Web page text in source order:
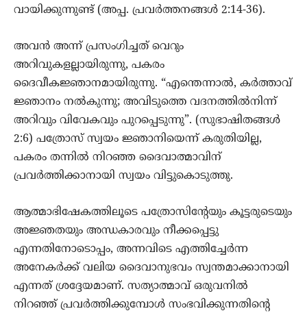
വായിക്കുന്നുണ്ട്‌ (അപ്പ. പ്രവർത്തനങ്ങൾ 2:14-36).
അവൻ അന്ന്‌ പ്രസംഗിച്ചത്‌ വെറും
അറിവുകളല്ലായിരുന്നു, പകരം
ദൈവീകജ്ഞാനമായിരുന്നു. “എന്തെന്നാൽ, കർത്താവ്‌
ജ്ഞാനം നൽകുന്നു; അവിടുത്തെ വദനത്തിൽനിന്ന്‌
അറിവും വിവേകവും പുറപ്പെടുന്നു”. (സുഭാഷിതങ്ങൾ
2:6) പത്രോസ്‌ സ്വയം ജ്ഞാനിയെന്ന്‌ കരുതിയില്ല,
പകരം തന്നിൽ നിറഞ്ഞ ദൈവാത്മാവിന്‌
പ്രവർത്തിക്കാനായി സ്വയം വിട്ടുകൊടുത്തു.
ആത്മാഭിഷേകത്തിലൂടെ പത്രോസിന്റേയും കൂട്ടരുടെയും
അജ്ഞതയും അന്ധകാരവും നീക്കപ്പെട്ടു
എന്നതിനോടൊപ്പം, അന്നവിടെ എത്തിച്ചേർന്ന
അനേകർക്ക്‌ വലിയ ദൈവാനുഭവം സ്വന്തമാക്കാനായി
എന്നത്‌ ശ്രദ്ദേയമാണ്‌. സത്യാത്മാവ്‌ ഒരുവനിൽ
നിറഞ്ഞ്‌ പ്രവർത്തിക്കുമ്പോൾ സംഭവിക്കുന്നതിന്റെ